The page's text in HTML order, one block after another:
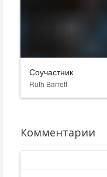
Соучастник
Ruth Barrett
Комментарии